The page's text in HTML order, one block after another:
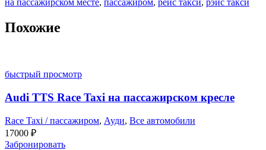
на пассажирском месте, пассажиром, рейс такси, рэйс такси
Похожие
быстрый просмотр
Audi TTS Race Taxi на пассажирском кресле
Race Taxi / пассажиром, Ауди, Все автомобили
17000 ₽
Забронировать